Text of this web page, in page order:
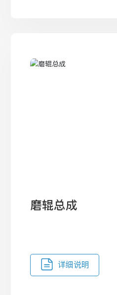
磨辊总成
详细说明